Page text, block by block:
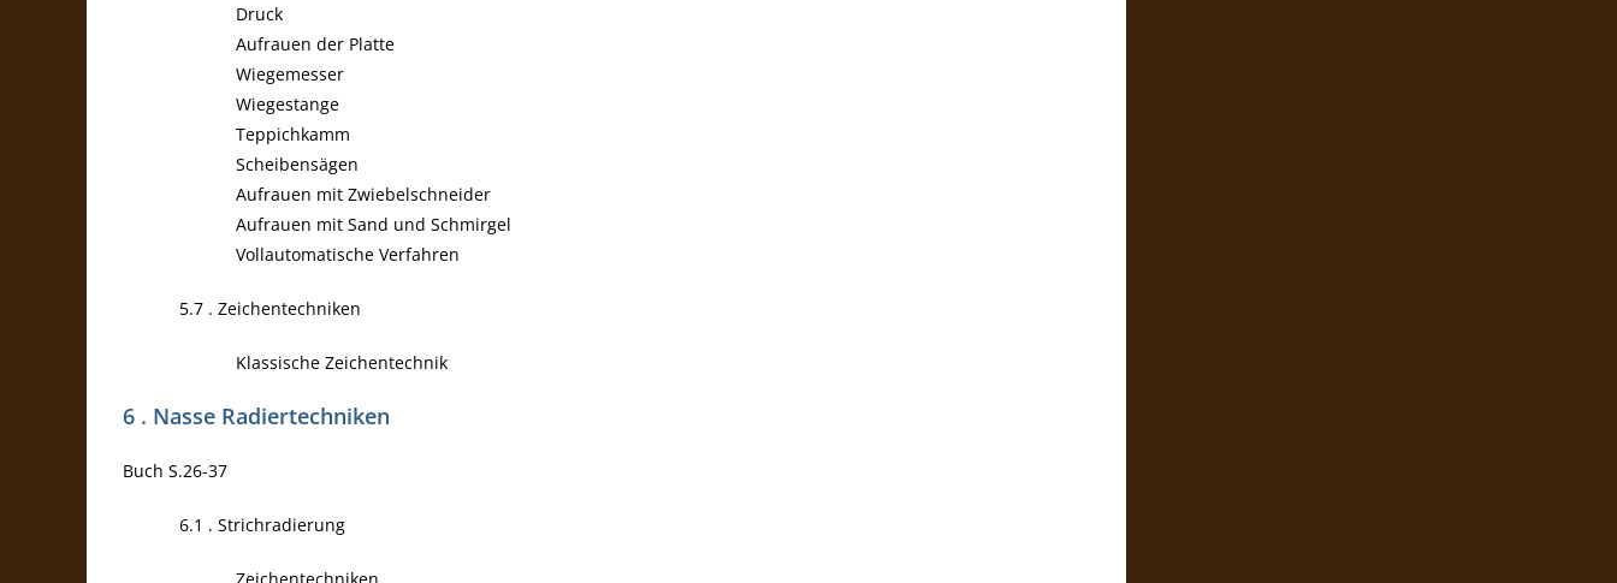
Druck
Aufrauen der Platte
Wiegemesser
Wiegestange
Teppichkamm
Scheibensägen
Aufrauen mit Zwiebelschneider
Aufrauen mit Sand und Schmirgel
Vollautomatische Verfahren
5.7 . Zeichentechniken
Klassische Zeichentechnik
6 . Nasse Radiertechniken
Buch S.26-37
6.1 . Strichradierung